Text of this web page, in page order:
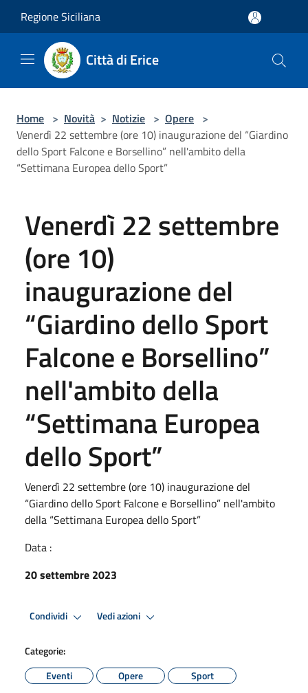
Regione Siciliana
Città di Erice
Home > Novità > Notizie > Opere >
Venerdì 22 settembre (ore 10) inaugurazione del “Giardino
dello Sport Falcone e Borsellino” nell'ambito della
“Settimana Europea dello Sport”
Venerdì 22 settembre
(ore 10)
inaugurazione del
“Giardino dello Sport
Falcone e Borsellino”
nell'ambito della
“Settimana Europea
dello Sport”
Venerdì 22 settembre (ore 10) inaugurazione del
“Giardino dello Sport Falcone e Borsellino” nell'ambito
della “Settimana Europea dello Sport”
Data :
20 settembre 2023
Condividi Vedi azioni
Categorie:
Eventi
Opere Sport